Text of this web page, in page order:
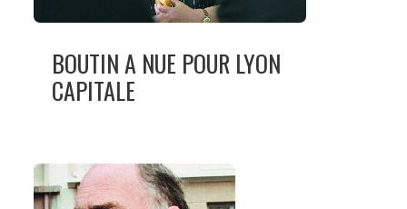
BOUTIN A NUE POUR LYON
CAPITALE